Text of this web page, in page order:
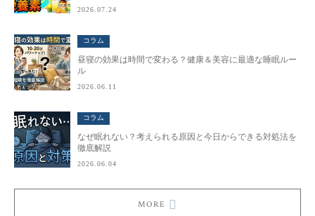
2026.07.24
コラム
昼寝の効果は時間で変わる？健康＆美容に最適な睡眠ルー
ル
2026.06.11
コラム
なぜ眠れない？考えられる原因と今日からできる対処法を
徹底解説
2026.06.04
MORE